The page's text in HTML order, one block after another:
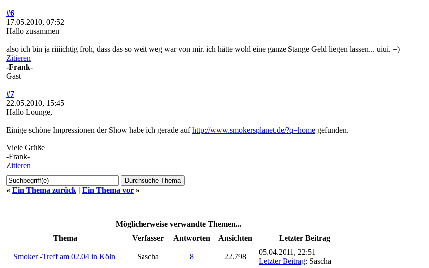
#6
17.05.2010, 07:52
Hallo zusammen
also ich bin ja riiiichtig froh, dass das so weit weg war von mir. ich hätte wohl eine ganze Stange Geld liegen lassen... uiui. =)
Zitieren
-Frank-
Gast
#7
22.05.2010, 15:45
Hallo Lounge,
Einige schöne Impressionen der Show habe ich gerade aufhttp://www.smokersplanet.de/?q=home gefunden.
Viele Grüße
-Frank-
Zitieren
« Ein Thema zurück | Ein Thema vor »
Möglicherweise verwandte Themen...
Thema
Verfasser Antworten Ansichten Letzter Beitrag
Smoker -Treff am 02.04 in Köln Sascha 8 22.798
05.04.2011, 22:51
Letzter Beitrag: Sascha